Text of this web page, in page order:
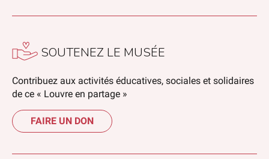
SOUTENEZ LE MUSÉE
Contribuez aux activités éducatives, sociales et solidaires
de ce « Louvre en partage »
FAIRE UN DON